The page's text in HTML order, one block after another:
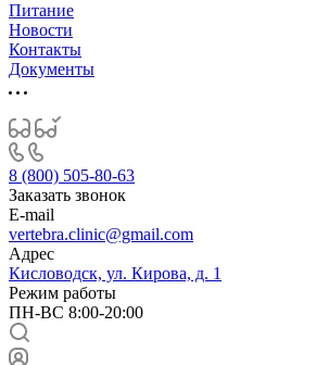
Питание
Новости
Контакты
Документы
8 (800) 505-80-63
Заказать звонок
E-mail
vertebra.clinic@gmail.com
Адрес
Кисловодск, ул. Кирова, д. 1
Режим работы
ПН-ВС 8:00-20:00